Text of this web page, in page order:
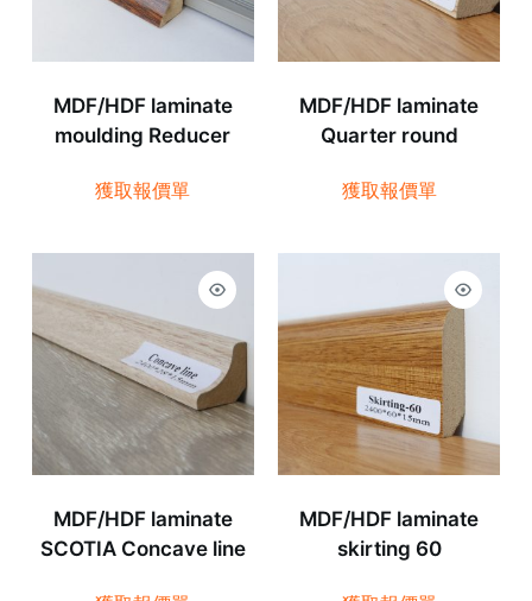
MDF/HDF laminate
moulding Reducer
獲取報價單
MDF/HDF laminate
Quarter round
獲取報價單
MDF/HDF laminate
SCOTIA Concave line
MDF/HDF laminate
skirting 60